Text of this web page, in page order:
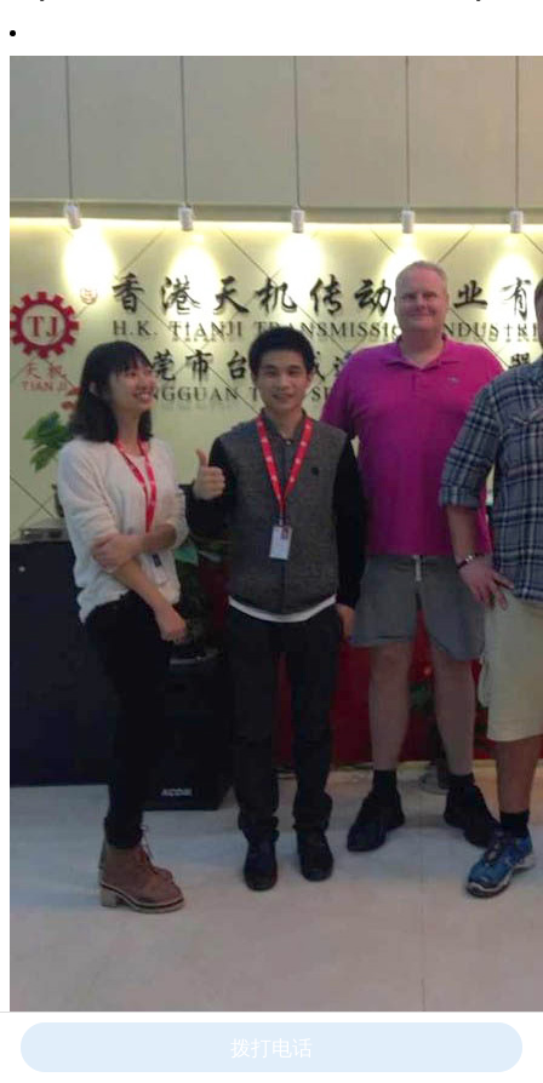
美国用户
拨打电话